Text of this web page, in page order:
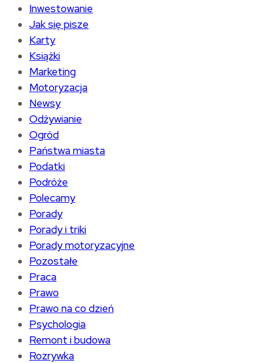
Inwestowanie
Jak się pisze
Karty
Książki
Marketing
Motoryzacja
Newsy
Odżywianie
Ogród
Państwa miasta
Podatki
Podróże
Polecamy
Porady
Porady i triki
Porady motoryzacyjne
Pozostałe
Praca
Prawo
Prawo na co dzień
Psychologia
Remont i budowa
Rozrywka